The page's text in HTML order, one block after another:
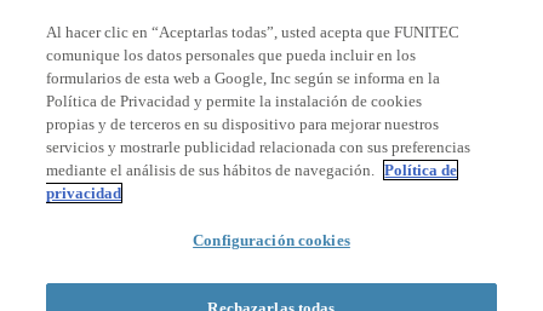
Miembro de
Acreditaciones
© 2026 La Salle Campus Barcelona - URL |
Al hacer clic en “Aceptarlas todas”, usted acepta que FUNITEC
comunique los datos personales que pueda incluir en los
formularios de esta web a Google, Inc según se informa en la
Política de Privacidad y permite la instalación de cookies
propias y de terceros en su dispositivo para mejorar nuestros
servicios y mostrarle publicidad relacionada con sus preferencias
mediante el análisis de sus hábitos de navegación. Política de
privacidad
Configuración cookies